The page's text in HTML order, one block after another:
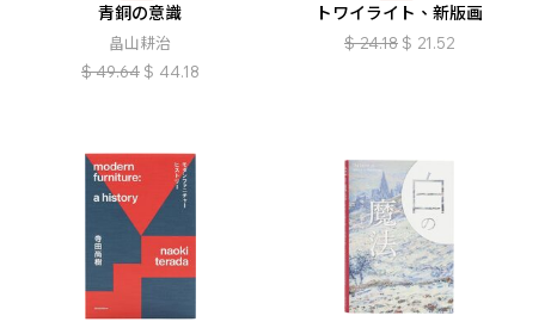
青銅の意識
畠山耕治
$ 49.64 $ 44.18
トワイライト、新版画
$ 24.18 $ 21.52